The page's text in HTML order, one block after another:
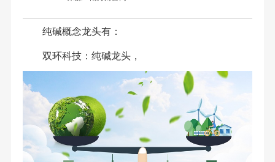
纯碱概念龙头有：
双环科技：纯碱龙头，